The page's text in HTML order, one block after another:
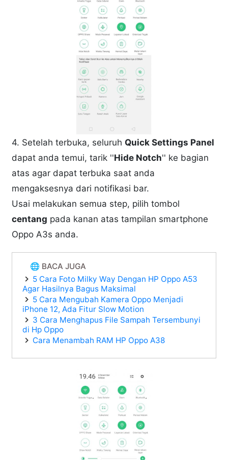
4. Setelah terbuka, seluruh Quick Settings Panel
dapat anda temui, tarik ''Hide Notch'' ke bagian
atas agar dapat terbuka saat anda
mengaksesnya dari notifikasi bar.
Usai melakukan semua step, pilih tombol
centang pada kanan atas tampilan smartphone
Oppo A3s anda.
🌐 BACA JUGA
5 Cara Foto Milky Way Dengan HP Oppo A53
Agar Hasilnya Bagus Maksimal
5 Cara Mengubah Kamera Oppo Menjadi
iPhone 12, Ada Fitur Slow Motion
3 Cara Menghapus File Sampah Tersembunyi
di Hp Oppo
Cara Menambah RAM HP Oppo A38